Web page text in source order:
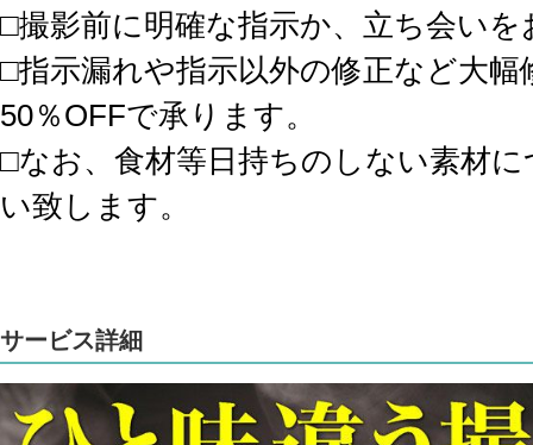
□撮影前に明確な指示か、立ち会い
□指示漏れや指示以外の修正など大
50％OFFで承ります。
□なお、食材等日持ちのしない素材
い致します。
サービス詳細